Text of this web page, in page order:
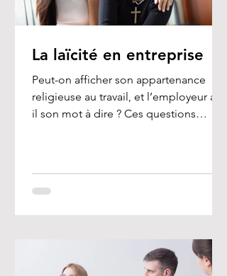
La laïcité en entreprise
Peut-on afficher son appartenance
religieuse au travail, et l’employeur a-t-
il son mot à dire ? Ces questions